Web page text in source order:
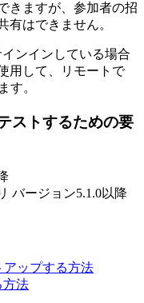
きますが、参加者の招
有はできません。
ンインしている場合
用して、リモートで
す。
ストするための要
バージョン5.1.0以降
アップする方法
方法